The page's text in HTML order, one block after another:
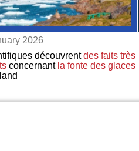
2026
découvrentdes faits très
concernant la fonte des glaces